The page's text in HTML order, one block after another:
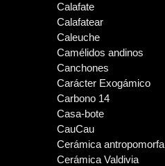
Calafate
Calafatear
Caleuche
Camélidos andinos
Canchones
Carácter Exogámico
Carbono 14
Casa-bote
CauCau
Cerámica antropomorfa
Cerámica Valdivia